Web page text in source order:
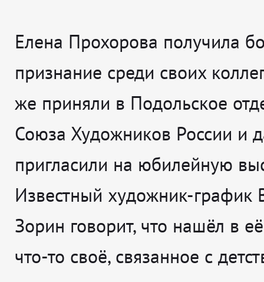
Елена Прохорова получила
признание среди своих
же приняли в Подольское
Союза Художников России и
пригласили на юбилейную
Известный художник-график
Зорин говорит, что нашёл в
что-то своё, связанное с